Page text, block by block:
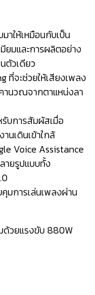
าให้เหมือนกับเป็น
ยมและการผลิตอย่าง
ตัวเดียว
ที่จะช่วยให้เสียงเพลง
านวณจากตาแหน่งลา
บการสัมผัสเมื่อ
นเดินเข้าใกล้
Voice Assistance
ายรูปแบบทั้ง
มการเล่นเพลงผ่าน
ด้วยแรงขับ 880W